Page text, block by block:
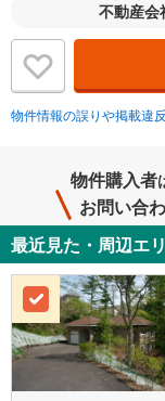
不動産会
物件情報の誤りや掲載違
物件購入者
お問い合
最近見た・周辺エ